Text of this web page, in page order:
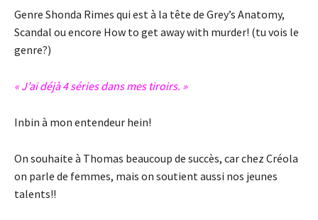
Genre Shonda Rimes qui est à la tête de Grey’s Anatomy,
Scandal ou encore How to get away with murder! (tu vois le
genre?)
« J’ai déjà 4 séries dans mes tiroirs. »
Inbin à mon entendeur hein!
On souhaite à Thomas beaucoup de succès, car chez Créola
on parle de femmes, mais on soutient aussi nos jeunes
talents!!